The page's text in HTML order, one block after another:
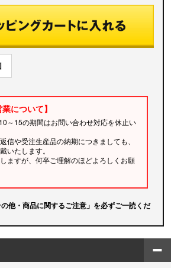
について】
～15の期間はお問い合わせ対応を休止い
信や受注生産品の納期につきましても、
いたします。
ますが、何卒ご理解のほどよろしくお願
の他・商品に関するご注意」を必ずご一読くだ